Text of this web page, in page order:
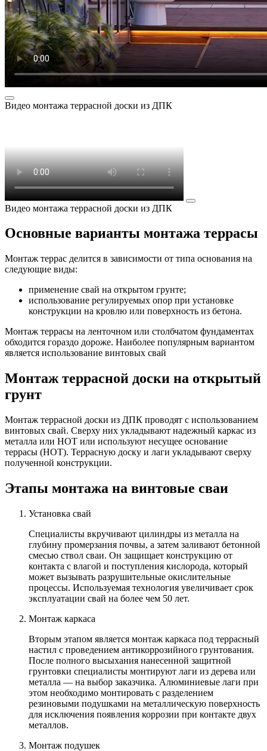
Видео монтажа террасной доски из ДПК
Видео монтажа террасной доски из ДПК
Основные варианты монтажа террасы
Монтаж террас делится в зависимости от типа основания на
следующие виды:
применение свай на открытом грунте;
использование регулируемых опор при установке
конструкции на кровлю или поверхность из бетона.
Монтаж террасы на ленточном или столбчатом фундаментах
обходится гораздо дороже. Наиболее популярным вариантом
является использование винтовых свай
Монтаж террасной доски на открытый
грунт
Монтаж террасной доски из ДПК проводят с использованием
винтовых свай. Сверху них укладывают надежный каркас из
металла или НОТ или используют несущее основание
террасы (НОТ). Террасную доску и лаги укладывают сверху
полученной конструкции.
Этапы монтажа на винтовые сваи
Установка свай
Специалисты вкручивают цилиндры из металла на
глубину промерзания почвы, а затем заливают бетонной
смесью ствол сваи. Он защищает конструкцию от
контакта с влагой и поступления кислорода, который
может вызывать разрушительные окислительные
процессы. Используемая технология увеличивает срок
эксплуатации свай на более чем 50 лет.
Монтаж каркаса
Вторым этапом является монтаж каркаса под террасный
настил с проведением антикоррозийного грунтования.
После полного высыхания нанесенной защитной
грунтовки специалисты монтируют лаги из дерева или
металла — на выбор заказчика. Алюминиевые лаги при
этом необходимо монтировать с разделением
резиновыми подушками на металлическую поверхность
для исключения появления коррозии при контакте двух
металлов.
Монтаж подушек